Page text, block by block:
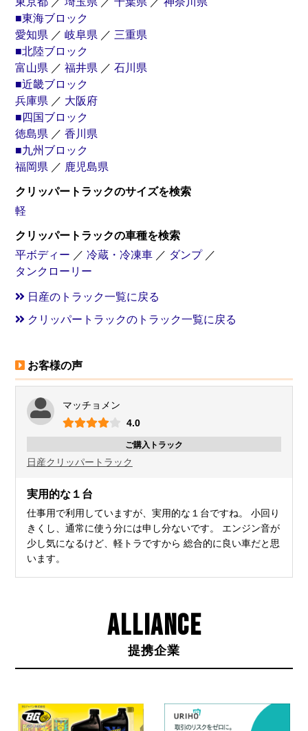
■東海ブロック
愛知県 ／ 岐阜県 ／ 三重県
■北陸ブロック
富山県 ／ 福井県 ／ 石川県
■近畿ブロック
兵庫県 ／ 大阪府
■四国ブロック
徳島県 ／ 香川県
■九州ブロック
福岡県 ／ 鹿児島県
クリッパートラックのサイズを検索
軽
クリッパートラックの車種を検索
平ボディー ／ 冷蔵・冷凍車 ／ ダンプ ／
タンクローリー
日産のトラック一覧に戻る
クリッパートラックのトラック一覧に戻る
お客様の声
マッチョメン
4.0
ご購入トラック
日産クリッパートラック
実用的な１台
仕事用で利用していますが、実用的な１台ですね。 小回り
きくし、通常に使う分には申し分ないです。 エンジン音が
少し気になるけど、軽トラですから 総合的に良い車だと思
います。
ALLIANCE
提携企業